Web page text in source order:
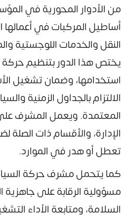
من الأدوار المحورية في
أساطيل المركبات في
النقل والخدمات اللوجستية
يختص هذا الدور بتنظيم حركة
استخدامها، وضمان تشغيل
الالتزام بالجداول الزمنية
المعتمدة. ويعمل المشرف
الإدارة، والأقسام ذات الصلة
تعطل أو هدر في الموارد.
مسؤولية الرقابة على جاهزية
السلامة، ومتابعة الأداء